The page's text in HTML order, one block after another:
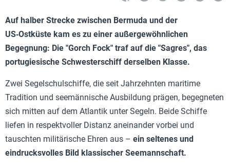
Auf halber Strecke zwischen Bermuda und der
US‑Ostküste kam es zu einer außergewöhnlichen
Begegnung: Die "Gorch Fock" traf auf die "Sagres", das
portugiesische Schwesterschiff derselben Klasse.
Zwei Segelschulschiffe, die seit Jahrzehnten maritime
Tradition und seemännische Ausbildung prägen, begegneten
sich mitten auf dem Atlantik unter Segeln. Beide Schiffe
liefen in respektvoller Distanz aneinander vorbei und
tauschten militärische Ehren aus – ein seltenes und
eindrucksvolles Bild klassischer Seemannschaft.